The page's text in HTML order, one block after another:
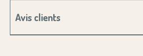
Avis clients